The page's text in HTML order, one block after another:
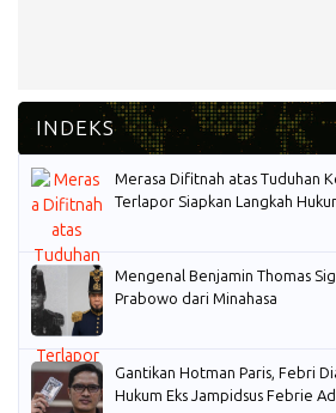
Merasa Difitnah atas Tuduhan
Terlapor Siapkan Langkah
Mengenal Benjamin Thomas
Prabowo dari Minahasa
Gantikan Hotman Paris, Febri
Hukum Eks Jampidsus Febrie